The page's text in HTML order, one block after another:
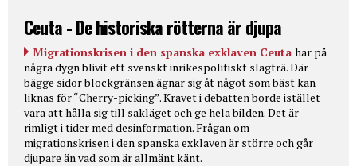
Ceuta - De historiska rötterna är djupa
Migrationskrisen i den spanska exklaven Ceuta har på
några dygn blivit ett svenskt inrikespolitiskt slagträ. Där
bägge sidor blockgränsen ägnar sig åt något som bäst kan
liknas för “Cherry-picking”. Kravet i debatten borde istället
vara att hålla sig till sakläget och ge hela bilden. Det är
rimligt i tider med desinformation. Frågan om
migrationskrisen i den spanska exklaven är större och går
djupare än vad som är allmänt känt.